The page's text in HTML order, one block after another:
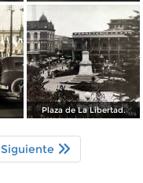
Plaza de La Libertad.
Siguiente